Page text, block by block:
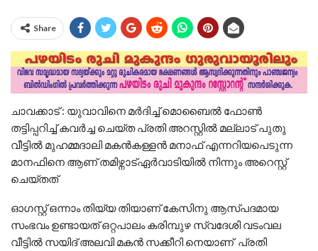
Share
ചാവക്കാട് : യുവാവിനെ മർദിച്ച് മൊബൈൽ ഫോൺ
തട്ടിപ്പറിച്ച് കവർച്ച ചെയ്ത പ്രതി അറസ്റ്റില്‍ മല്ലാട് പുതു
വീട്ടിൽ മുഹമ്മദാലി മകൻകള്ളന്‍ മനാഫ് എന്നറിയപെടുന്ന
മാനഫിനെ ആണ് തമിഴ്നാട്‌ഏര്‍വാടിയില്‍ നിന്നും അറെസ്റ്റ്‌
ചെയ്തത്
ഓഗസ്റ്റ്‌ ഒന്നാം തിയ്യ തിയാണ് കേസിനു ആസ്പദമായ
സംഭവം ഉണ്ടായത് ഒറ്റപാലം കരിമ്പുഴ സ്വദേശി വടംവല
വീട്ടിൽ സയിദ് അലവി മകൻ സക്കീറി നെയാണ് പ്രതി